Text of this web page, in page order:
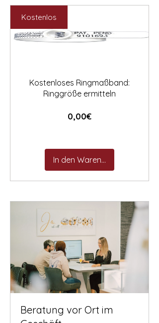
Preis
1.566,00 €
Preis
Kostenlos
Kostenloses Ringmaßband:
Ringgröße ermitteln
0,00€Preis
In den Warenkorb
Beratung vor Ort im